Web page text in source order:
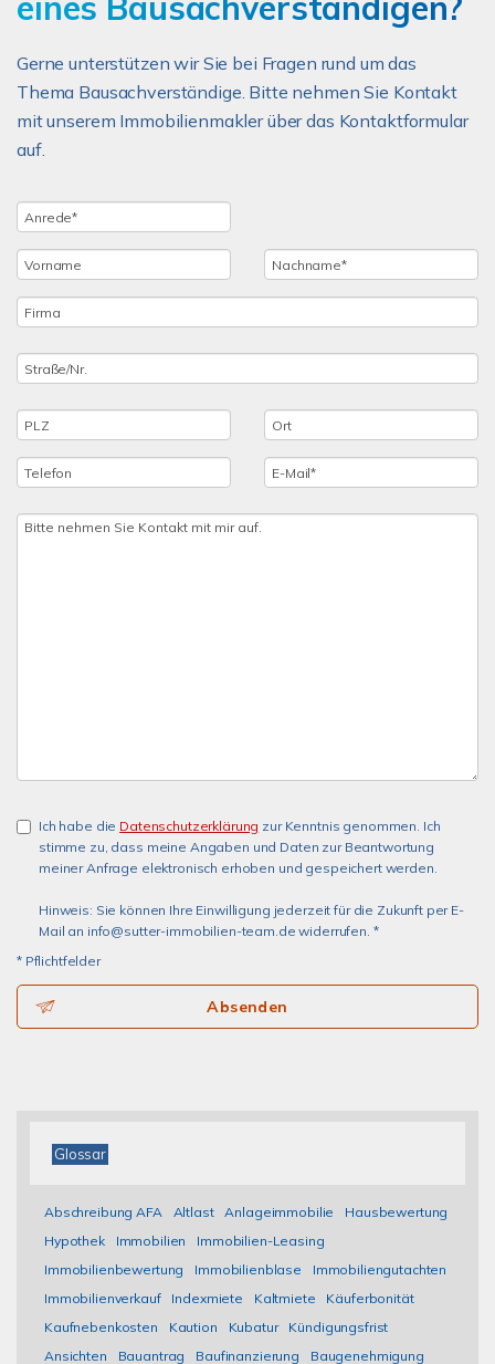
Gerne unterstützen wir Sie bei Fragen rund um das
Thema Bausachverständige. Bitte nehmen Sie Kontakt
mit unserem Immobilienmakler über das Kontaktformular
auf.
Ich habe die Datenschutzerklärung zur Kenntnis genommen. Ich
stimme zu, dass meine Angaben und Daten zur Beantwortung
meiner Anfrage elektronisch erhoben und gespeichert werden.
Hinweis: Sie können Ihre Einwilligung jederzeit für die Zukunft per E-
Mail an info@sutter-immobilien-team.de widerrufen. *
* Pflichtfelder
Absenden
Glossar
Abschreibung AFA Altlast Anlageimmobilie
Hausbewertung
Hypothek
Immobilien
Immobilien-Leasing
Immobilienbewertung
Immobilienblase
Immobiliengutachten
Immobilienverkauf
Indexmiete Kaltmiete
Käuferbonität
Kaufnebenkosten
Kaution Kubatur
Kündigungsfrist
Ansichten
Bauantrag Baufinanzierung
Baugenehmigung